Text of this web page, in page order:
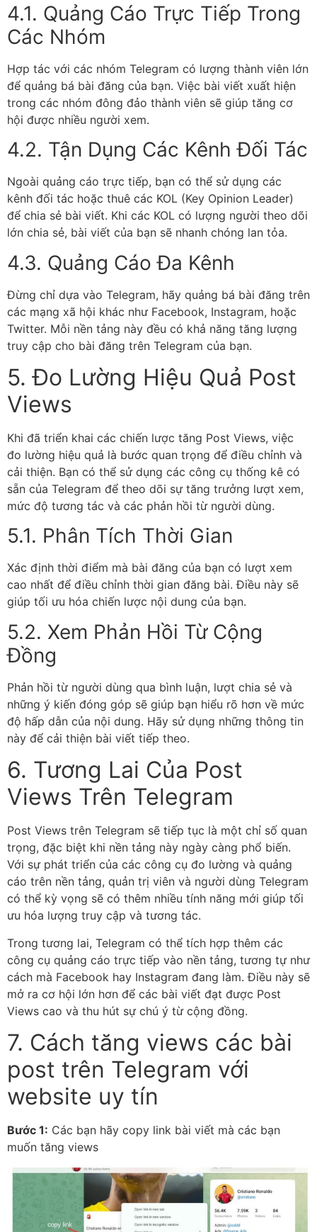
4.1. Quảng Cáo Trực Tiếp Trong
Các Nhóm
Hợp tác với các nhóm Telegram có lượng thành viên lớn
để quảng bá bài đăng của bạn. Việc bài viết xuất hiện
trong các nhóm đông đảo thành viên sẽ giúp tăng cơ
hội được nhiều người xem.
4.2. Tận Dụng Các Kênh Đối Tác
Ngoài quảng cáo trực tiếp, bạn có thể sử dụng các
kênh đối tác hoặc thuê các KOL (Key Opinion Leader)
để chia sẻ bài viết. Khi các KOL có lượng người theo dõi
lớn chia sẻ, bài viết của bạn sẽ nhanh chóng lan tỏa.
4.3. Quảng Cáo Đa Kênh
Đừng chỉ dựa vào Telegram, hãy quảng bá bài đăng trên
các mạng xã hội khác như Facebook, Instagram, hoặc
Twitter. Mỗi nền tảng này đều có khả năng tăng lượng
truy cập cho bài đăng trên Telegram của bạn.
5. Đo Lường Hiệu Quả Post
Views
Khi đã triển khai các chiến lược tăng Post Views, việc
đo lường hiệu quả là bước quan trọng để điều chỉnh và
cải thiện. Bạn có thể sử dụng các công cụ thống kê có
sẵn của Telegram để theo dõi sự tăng trưởng lượt xem,
mức độ tương tác và các phản hồi từ người dùng.
5.1. Phân Tích Thời Gian
Xác định thời điểm mà bài đăng của bạn có lượt xem
cao nhất để điều chỉnh thời gian đăng bài. Điều này sẽ
giúp tối ưu hóa chiến lược nội dung của bạn.
5.2. Xem Phản Hồi Từ Cộng
Đồng
Phản hồi từ người dùng qua bình luận, lượt chia sẻ và
những ý kiến đóng góp sẽ giúp bạn hiểu rõ hơn về mức
độ hấp dẫn của nội dung. Hãy sử dụng những thông tin
này để cải thiện bài viết tiếp theo.
6. Tương Lai Của Post
Views Trên Telegram
Post Views trên Telegram sẽ tiếp tục là một chỉ số quan
trọng, đặc biệt khi nền tảng này ngày càng phổ biến.
Với sự phát triển của các công cụ đo lường và quảng
cáo trên nền tảng, quản trị viên và người dùng Telegram
có thể kỳ vọng sẽ có thêm nhiều tính năng mới giúp tối
ưu hóa lượng truy cập và tương tác.
Trong tương lai, Telegram có thể tích hợp thêm các
công cụ quảng cáo trực tiếp vào nền tảng, tương tự như
cách mà Facebook hay Instagram đang làm. Điều này sẽ
mở ra cơ hội lớn hơn để các bài viết đạt được Post
Views cao và thu hút sự chú ý từ cộng đồng.
7. Cách tăng views các bài
post trên Telegram với
website uy tín
Bước 1: Các bạn hãy copy link bài viết mà các bạn
muốn tăng views